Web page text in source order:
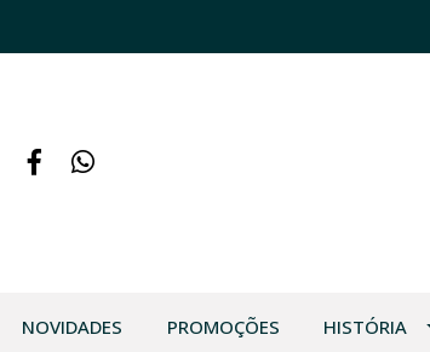
NOVIDADES PROMOÇÕES HISTÓRIA